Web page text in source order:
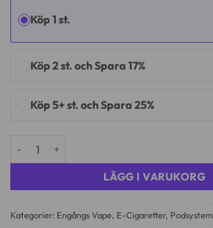
Köp 1 st.
Köp 2 st. och Spara 17%
Köp 5+ st. och Spara 25%
LÄGG I VARUKORG
Kategorier: Engångs Vape, E-Cigaretter, Podsystem